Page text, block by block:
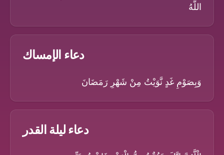
اللَّهُ
دعاء الإمساك
وَبِصَوْمِ غَدٍ نَّوَيْتُ مِنْ شَهْرِ رَمَضَانَ
دعاء ليلة القدر